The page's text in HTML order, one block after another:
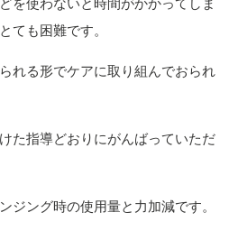
ても困難です。
れる形でケアに取り組んでおられ
た指導どおりにがんばっていただ
ジング時の使用量と力加減です。